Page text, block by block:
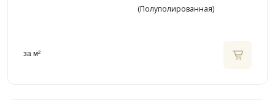
(Полуполированная)
за м²